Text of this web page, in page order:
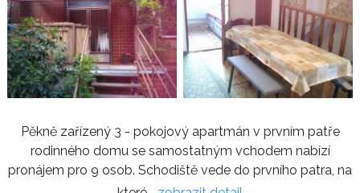
Pěkně zařízený 3 - pokojový apartmán v prvním patře
rodinného domu se samostatným vchodem nabízí
pronájem pro 9 osob. Schodiště vede do prvního patra, na